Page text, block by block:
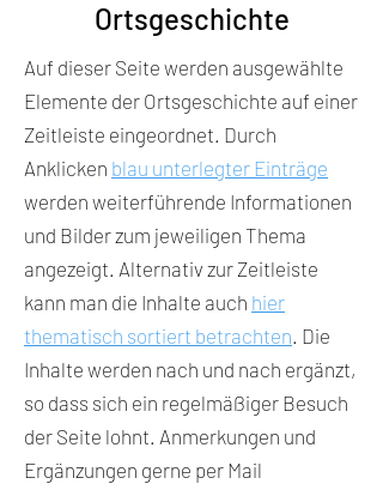
Ortsgeschichte
Auf dieser Seite werden ausgewählte
Elemente der Ortsgeschichte auf einer
Zeitleiste eingeordnet. Durch
Anklicken blau unterlegter Einträge
werden weiterführende Informationen
und Bilder zum jeweiligen Thema
angezeigt. Alternativ zur Zeitleiste
kann man die Inhalte auch hier
thematisch sortiert betrachten. Die
Inhalte werden nach und nach ergänzt,
so dass sich ein regelmäßiger Besuch
der Seite lohnt. Anmerkungen und
Ergänzungen gerne per Mail